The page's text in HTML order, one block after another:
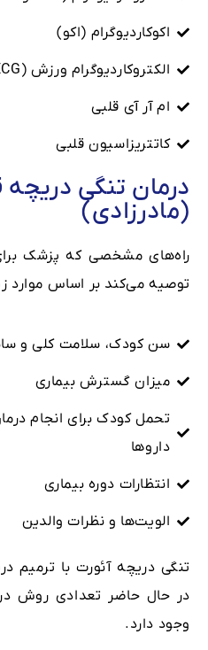
اکوکاردیوگرام (اکو)
الکتروکاردیوگرام ورزش (ECG)
ام آر آی قلبی
کاتتریزاسیون قلبی
درمان تنگی دریچه
(مادرزادی)
راه‌های مشخصی که پزشک
توصیه می‌کند بر اساس موارد
سن کودک، سلامت کلی و
میزان گسترش بیماری
تحمل کودک برای انجام
داروها
انتظارات دوره بیماری
الویت‌ها و نظرات والدین
تنگی دریچه آئورت با ترمیم
در حال حاضر تعدادی روش
وجود دارد.